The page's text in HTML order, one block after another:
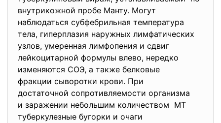
внутрикожной пробе Манту. Могут
наблюдаться субфебрильная температура
тела, гиперплазия наружных лимфатических
узлов, умеренная лимфопения и сдвиг
лейкоцитарной формулы влево, нередко
изменяются СОЭ, а также белковые
фракции сыворотки крови. При
достаточной сопротивляемости организма
и заражении небольшим количеством МТ
туберкулезные бугорки и очаги